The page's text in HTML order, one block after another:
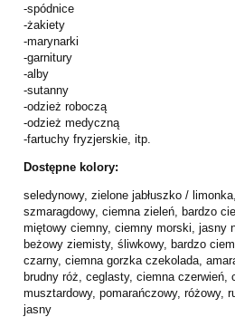
-spódnice
-żakiety
-marynarki
-garnitury
-alby
-sutanny
-odzież roboczą
-odzież medyczną
-fartuchy fryzjerskie, itp.
Dostępne kolory:
seledynowy, zielone jabłuszko /
szmaragdowy, ciemna zieleń, bardzo
miętowy ciemny, ciemny morski, jasny
beżowy ziemisty, śliwkowy, bardzo
czarny, ciemna gorzka czekolada,
brudny róż, ceglasty, ciemna czerwień,
musztardowy, pomarańczowy, różowy,
jasny